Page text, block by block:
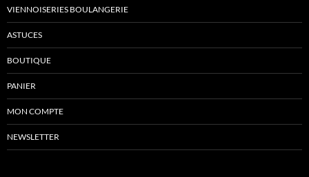
VIENNOISERIES BOULANGERIE
ASTUCES
BOUTIQUE
PANIER
MON COMPTE
NEWSLETTER